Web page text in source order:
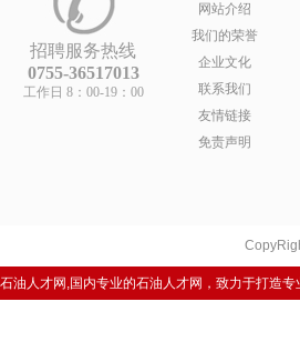
招聘服务热线
0755-36517013
工作日 8：00-19：00
网站介绍
我们的荣誉
企业文化
联系我们
友情链接
免责声明
石油人才网,国内专业的石油人才网，致力于打造